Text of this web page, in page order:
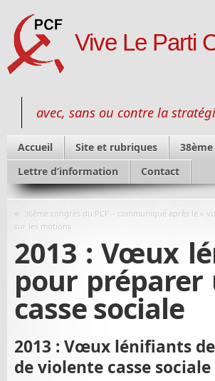
Vive Le Parti
avec, sans ou contre la
Accueil Site et rubriques 38ème
Lettre d’information
Contact
« 36ème congrès du PCF – communiqué après le «
sur les motions
2013 : Vœux
pour préparer
casse sociale
2013 : Vœux lénifiants
de violente casse sociale